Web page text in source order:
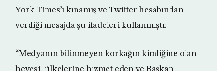
York Times’ı kınamış ve Twitter hesabından
verdiği mesajda şu ifadeleri kullanmıştı:
“Medyanın bilinmeyen korkağın kimliğine olan